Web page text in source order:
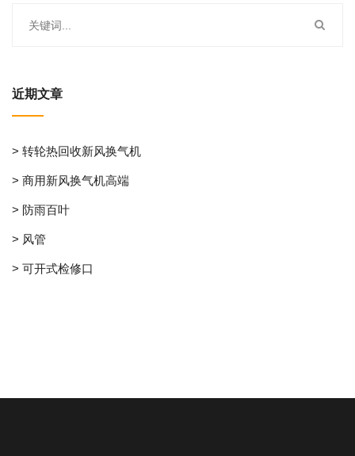
近期文章
> 转轮热回收新风换气机
> 商用新风换气机高端
> 防雨百叶
> 风管
> 可开式检修口